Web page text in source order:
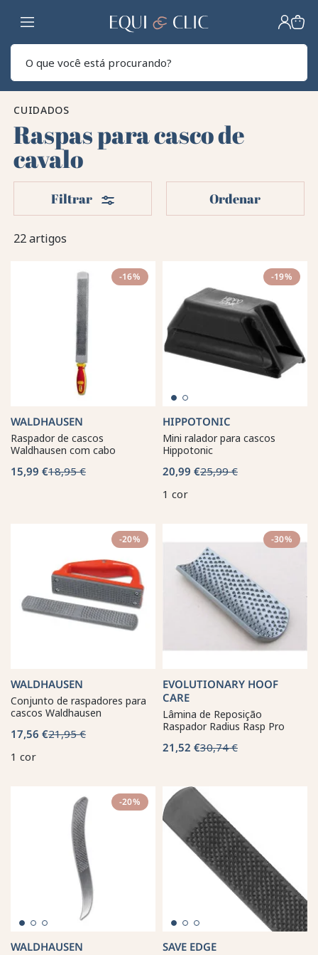
Lar
CUIDADOS
Raspas para casco de
cavalo
22 artigos
Filtrar Filters Ordenar
-16%
WALDHAUSEN
Raspador de cascos
Waldhausen com cabo
15,99 €18,95 €
-19%
HIPPOTONIC
Mini ralador para cascos
Hippotonic
20,99 €25,99 €
1 cor
-20%
WALDHAUSEN
Conjunto de raspadores para
cascos Waldhausen
17,56 €21,95 €
1 cor
-30%
EVOLUTIONARY HOOF
CARE
Lâmina de Reposição
Raspador Radius Rasp Pro
21,52 €30,74 €
-20%
WALDHAUSEN SAVE EDGE